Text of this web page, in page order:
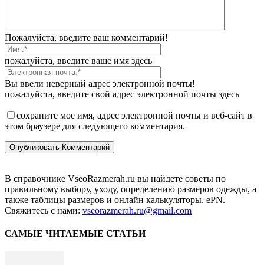
Пожалуйста, введите ваш комментарий!
пожалуйста, введите ваше имя здесь
Вы ввели неверный адрес электронной почты!
пожалуйста, введите свой адрес электронной почты здесь
сохраните мое имя, адрес электронной почты и веб-сайт в
этом браузере для следующего комментария.
В справочнике VseoRazmerah.ru вы найдете советы по
правильному выбору, уходу, определению размеров одежды, а
также таблицы размеров и онлайн калькуляторы. ePN.
Свяжитесь с нами: vseorazmerah.ru@gmail.com
САМЫЕ ЧИТАЕМЫЕ СТАТЬИ